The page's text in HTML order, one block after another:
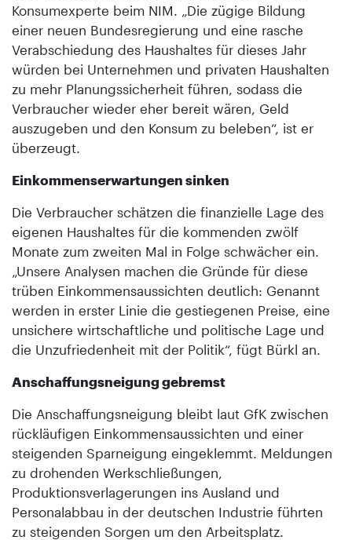
Konsumexperte beim NIM. „Die zügige Bildung
einer neuen Bundesregierung und eine rasche
Verabschiedung des Haushaltes für dieses Jahr
würden bei Unternehmen und privaten Haushalten
zu mehr Planungssicherheit führen, sodass die
Verbraucher wieder eher bereit wären, Geld
auszugeben und den Konsum zu beleben“, ist er
überzeugt.
Einkommenserwartungen sinken
Die Verbraucher schätzen die finanzielle Lage des
eigenen Haushaltes für die kommenden zwölf
Monate zum zweiten Mal in Folge schwächer ein.
„Unsere Analysen machen die Gründe für diese
trüben Einkommensaussichten deutlich: Genannt
werden in erster Linie die gestiegenen Preise, eine
unsichere wirtschaftliche und politische Lage und
die Unzufriedenheit mit der Politik“, fügt Bürkl an.
Anschaffungsneigung gebremst
Die Anschaffungsneigung bleibt laut GfK zwischen
rückläufigen Einkommensaussichten und einer
steigenden Sparneigung eingeklemmt. Meldungen
zu drohenden Werkschließungen,
Produktionsverlagerungen ins Ausland und
Personalabbau in der deutschen Industrie führten
zu steigenden Sorgen um den Arbeitsplatz.